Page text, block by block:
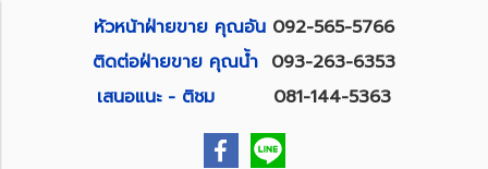
หัวหน้าฝ่ายขาย คุณอัน 092-565-5766
ติดต่อฝ่ายขาย คุณน้ำ 093-263-6353
เสนอแนะ - ติชม 081-144-5363